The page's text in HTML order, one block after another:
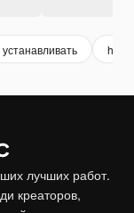
устанавливать
лучших работ.
креаторов,